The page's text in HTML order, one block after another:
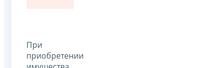
При
приобретении